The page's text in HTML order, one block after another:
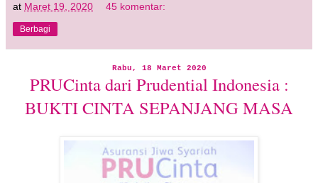
at Maret 19, 2020 45 komentar:
Berbagi
Rabu, 18 Maret 2020
PRUCinta dari Prudential Indonesia :
BUKTI CINTA SEPANJANG MASA